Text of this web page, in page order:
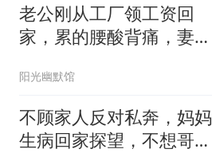
老公刚从工厂领工资回
家，累的腰酸背痛，妻子
阳光幽默馆
不顾家人反对私奔，妈妈
生病回家探望，不想哥哥